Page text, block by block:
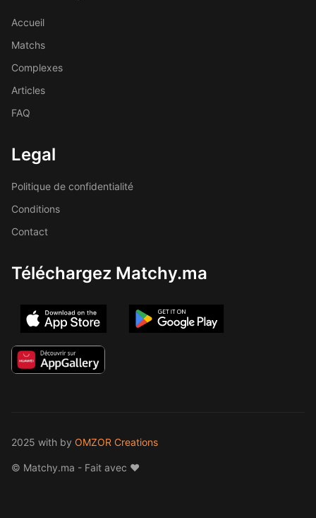
Accueil
Matchs
Complexes
Articles
FAQ
Legal
Politique de confidentialité
Conditions
Contact
Téléchargez Matchy.ma
2025 with by OMZOR Creations
© Matchy.ma - Fait avec ❤️